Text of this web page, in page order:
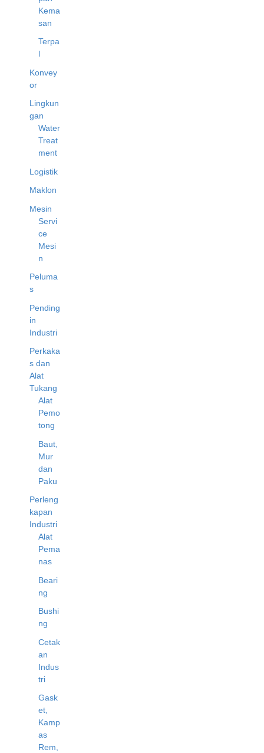
Kema
san
Terpa
l
Konvey
or
Lingkun
gan
Water
Treat
ment
Logistik
Maklon
Mesin
Servi
ce
Mesi
n
Peluma
s
Pending
in
Industri
Perkaka
s dan
Alat
Tukang
Alat
Pemo
tong
Baut,
Mur
dan
Paku
Perleng
kapan
Industri
Alat
Pema
nas
Beari
ng
Bushi
ng
Cetak
an
Indus
tri
Gask
et,
Kamp
as
Rem,